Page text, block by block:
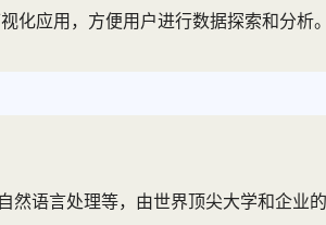
化应用，方便用户进行数据探索和分析。
语言处理等，由世界顶尖大学和企业的